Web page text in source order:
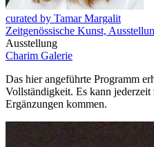
curated by Tamar Margalit
Zeitgenössische Kunst,
Ausstellung
Charim Galerie
Das hier angeführte Programm
Vollständigkeit. Es kann
Ergänzungen kommen.